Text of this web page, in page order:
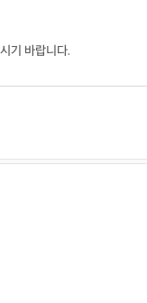
기 바랍니다.